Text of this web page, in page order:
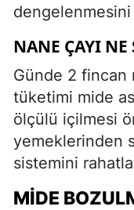
dengelenmesini
NANE ÇAYI
Günde 2 fincan
tüketimi mide
ölçülü içilmesi
yemeklerinden
sistemini
MIDE